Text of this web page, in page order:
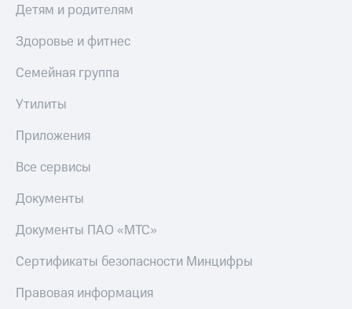
Детям и родителям
Здоровье и фитнес
Семейная группа
Утилиты
Приложения
Все сервисы
Документы
Документы ПАО «МТС»
Сертификаты безопасности Минцифры
Правовая информация